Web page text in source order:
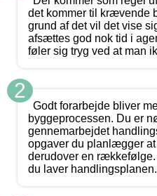
det kommer til krævende
grund af det vil det vise
afsættes god nok tid i
føler sig tryg ved at man
2
Godt forarbejde bliver
byggeprocessen. Du er
gennemarbejdet
opgaver du planlægger at
derudover en
du laver handlingsplanen.